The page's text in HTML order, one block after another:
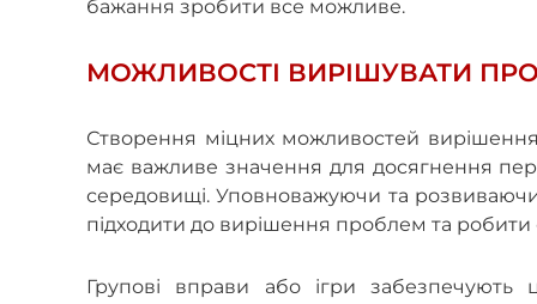
бажання зробити все можливе.
МОЖЛИВОСТІ ВИРІШУВАТИ
Створення міцних можливостей
має важливе значення для досягнення
середовищі. Уповноважуючи та розвиваючи
підходити до вирішення проблем та робити
Групові вправи або ігри забезпечують